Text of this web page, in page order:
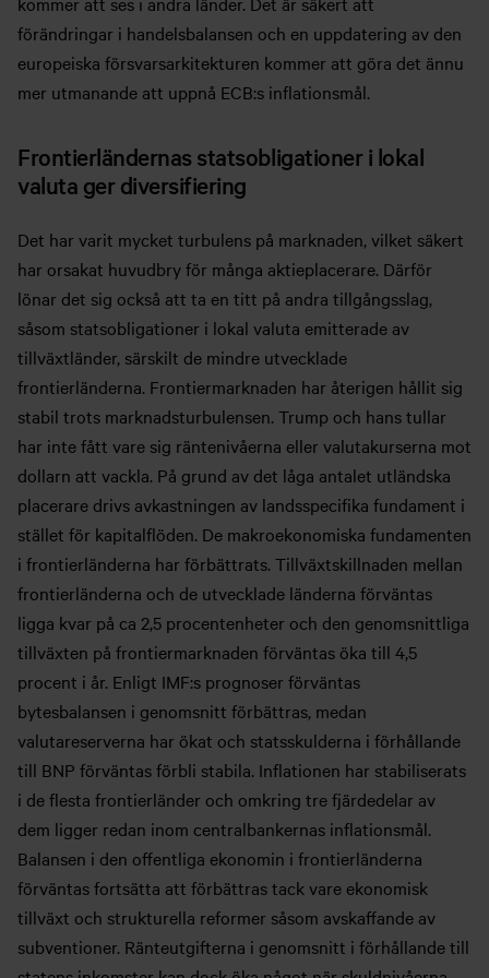
förändringar i handelsbalansen och en uppdatering av den
europeiska försvarsarkitekturen kommer att göra det ännu
mer utmanande att uppnå ECB:s inflationsmål.
Frontierländernas statsobligationer i lokal
valuta ger diversifiering
Det har varit mycket turbulens på marknaden, vilket säkert
har orsakat huvudbry för många aktieplacerare. Därför
lönar det sig också att ta en titt på andra tillgångsslag,
såsom statsobligationer i lokal valuta emitterade av
tillväxtländer, särskilt de mindre utvecklade
frontierländerna. Frontiermarknaden har återigen hållit sig
stabil trots marknadsturbulensen. Trump och hans tullar
har inte fått vare sig räntenivåerna eller valutakurserna mot
dollarn att vackla. På grund av det låga antalet utländska
placerare drivs avkastningen av landsspecifika fundament i
stället för kapitalflöden. De makroekonomiska fundamenten
i frontierländerna har förbättrats. Tillväxtskillnaden mellan
frontierländerna och de utvecklade länderna förväntas
ligga kvar på ca 2,5 procentenheter och den genomsnittliga
tillväxten på frontiermarknaden förväntas öka till 4,5
procent i år. Enligt IMF:s prognoser förväntas
bytesbalansen i genomsnitt förbättras, medan
valutareserverna har ökat och statsskulderna i förhållande
till BNP förväntas förbli stabila. Inflationen har stabiliserats
i de flesta frontierländer och omkring tre fjärdedelar av
dem ligger redan inom centralbankernas inflationsmål.
Balansen i den offentliga ekonomin i frontierländerna
förväntas fortsätta att förbättras tack vare ekonomisk
tillväxt och strukturella reformer såsom avskaffande av
subventioner. Ränteutgifterna i genomsnitt i förhållande till